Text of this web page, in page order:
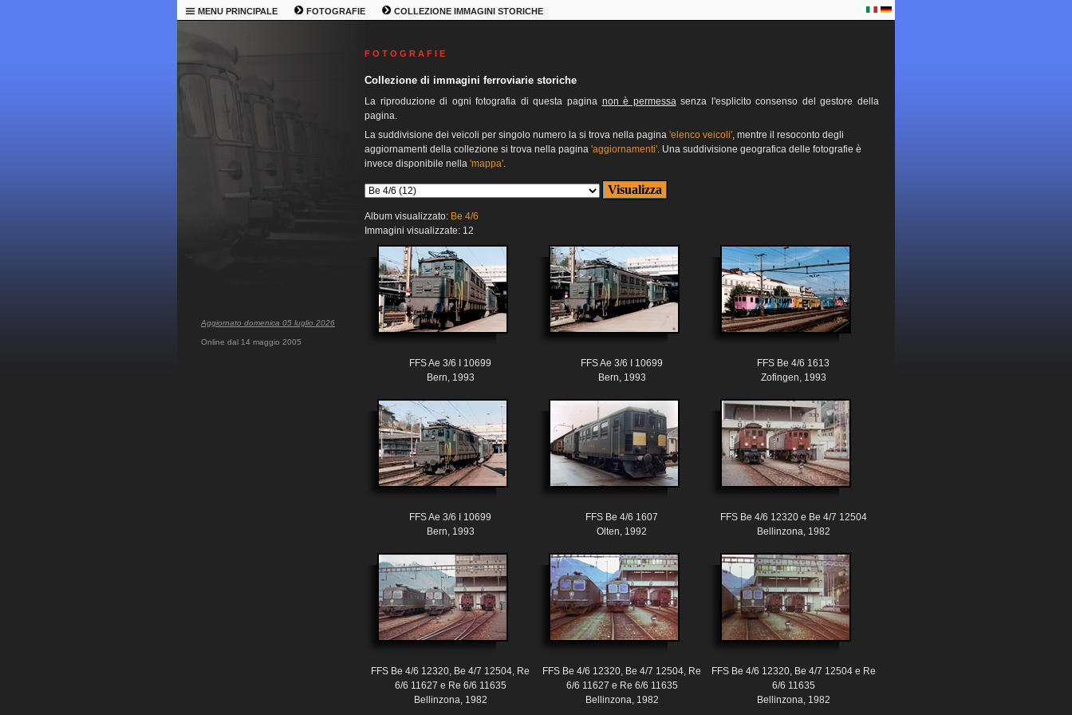
MENU PRINCIPALE FOTOGRAFIE COLLEZIONE IMMAGINI STORICHE
Aggiornato domenica 05 luglio 2026
Online dal 14 maggio 2005
F O T O G R A F I E
Collezione di immagini ferroviarie storiche
La riproduzione di ogni fotografia di questa pagina non è permessasenza l'esplicito consenso del gestore della
pagina.
La suddivisione dei veicoli per singolo numero la si trova nella pagina 'elenco veicoli', mentre il resoconto degli
aggiornamenti della collezione si trova nella pagina 'aggiornamenti'. Una suddivisione geografica delle fotografie è
invece disponibile nella 'mappa'.
Album visualizzato: Be 4/6
Immagini visualizzate: 12
FFS Ae 3/6 I 10699
Bern, 1993
FFS Ae 3/6 I 10699
Bern, 1993
FFS Be 4/6 1613
Zofingen, 1993
FFS Ae 3/6 I 10699
Bern, 1993
FFS Be 4/6 1607
Olten, 1992
FFS Be 4/6 12320 e Be 4/7 12504
Bellinzona, 1982
FFS Be 4/6 12320, Be 4/7 12504, Re
6/6 11627 e Re 6/6 11635
Bellinzona, 1982
FFS Be 4/6 12320, Be 4/7 12504, Re
6/6 11627 e Re 6/6 11635
Bellinzona, 1982
FFS Be 4/6 12320, Be 4/7 12504 e Re
6/6 11635
Bellinzona, 1982